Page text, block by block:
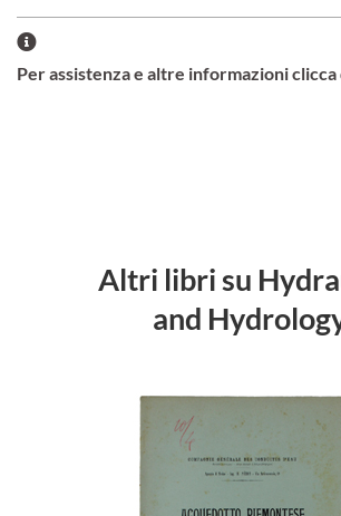
Per assistenza e altre informazioni clicca
Altri libri su
and